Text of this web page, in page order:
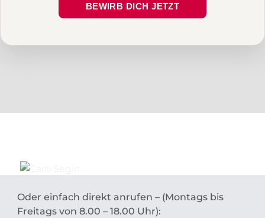
Oder einfach direkt anrufen – (Montags bis
Freitags von 8.00 – 18.00 Uhr):